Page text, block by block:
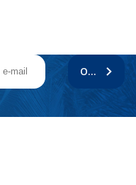
ODEBÍRAT